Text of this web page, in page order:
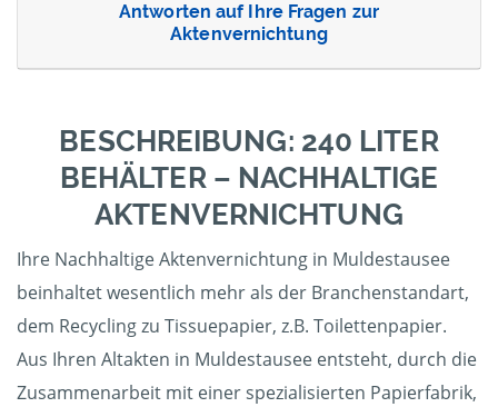
Antworten auf Ihre Fragen zur
Aktenvernichtung
BESCHREIBUNG: 240 LITER
BEHÄLTER – NACHHALTIGE
AKTENVERNICHTUNG
Ihre Nachhaltige Aktenvernichtung in Muldestausee
beinhaltet wesentlich mehr als der Branchenstandart,
dem Recycling zu Tissuepapier, z.B. Toilettenpapier.
Aus Ihren Altakten in Muldestausee entsteht, durch die
Zusammenarbeit mit einer spezialisierten Papierfabrik,